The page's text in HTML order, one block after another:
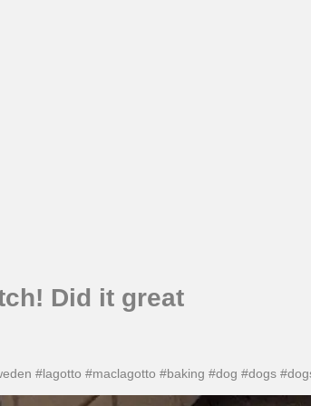
Did it great
#lagotto #maclagotto #baking #dog #dogs